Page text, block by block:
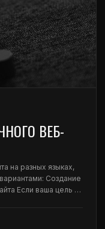
ВЕБ-
на разных языках,
Создание
Если ваша цель —